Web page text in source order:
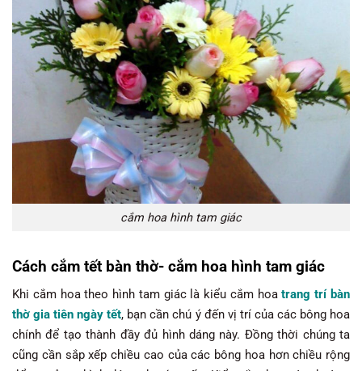
cắm hoa hình tam giác
Cách cắm tết bàn thờ- cắm hoa hình tam giác
Khi cắm hoa theo hình tam giác là kiểu cắm hoatrang trí bàn
thờ gia tiên ngày tết, bạn cần chú ý đến vị trí của các bông hoa
chính để tạo thành đầy đủ hình dáng này. Đồng thời chúng ta
cũng cần sắp xếp chiều cao của các bông hoa hơn chiều rộng